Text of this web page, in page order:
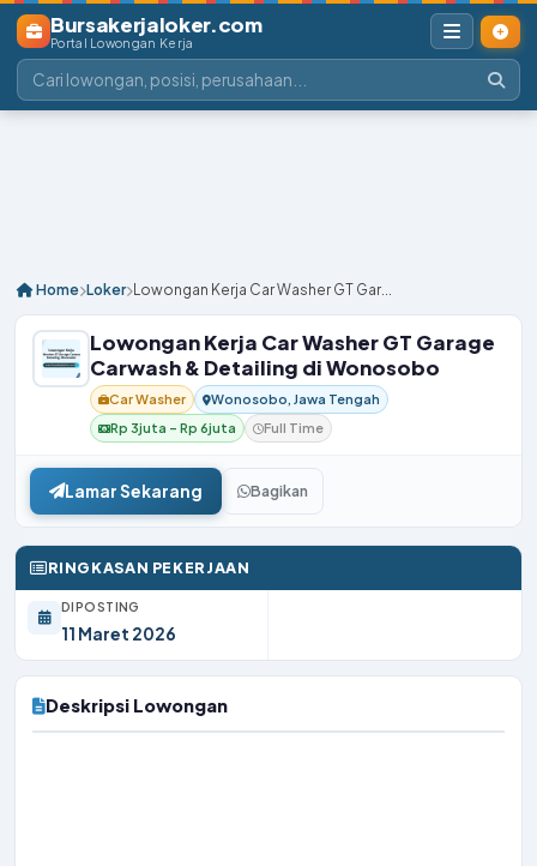
Bursakerjaloker.com
Portal Lowongan Kerja
Home Loker Lowongan Kerja Car Washer GT Gar...
Lowongan Kerja Car Washer GT Garage
Carwash & Detailing di Wonosobo
Car Washer
Wonosobo, Jawa Tengah
Rp 3juta – Rp 6juta
Full Time
Lamar Sekarang Bagikan
RINGKASAN PEKERJAAN
DIPOSTING
11 Maret 2026
Deskripsi Lowongan